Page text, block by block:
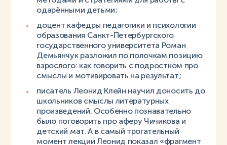
одарёнными детьми;
доцент кафедры педагогики и психологии
образования Санкт-Петербургского
государственного университета Роман
Демьянчук разложил по полочкам позицию
взрослого: как говорить с подростком про
смыслы и мотивировать на результат;
писатель Леонид Клейн научил доносить до
школьников смыслы литературных
произведений. Особенно познавательно
было поговорить про аферу Чичикова и
детский мат. А в самый трогательный
момент лекции Леонид показал «фрагмент